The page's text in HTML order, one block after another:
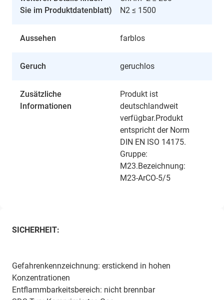
Sie im Produktdatenblatt)
N2 ≤ 1500
Aussehen farblos
Geruch geruchlos
Zusätzliche
Informationen
Produkt ist
deutschlandweit
verfügbar.Produkt
entspricht der Norm
DIN EN ISO 14175.
Gruppe:
M23.Bezeichnung:
M23-ArCO-5/5
SICHERHEIT:
Gefahrenkennzeichnung: erstickend in hohen
Konzentrationen
Entflammbarkeitsbereich: nicht brennbar